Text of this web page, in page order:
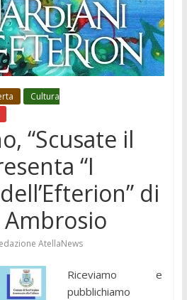
Cultura
“Scusate il
“I
di
Ambrosio
AtellaNews
Riceviamo e
pubblichiamo